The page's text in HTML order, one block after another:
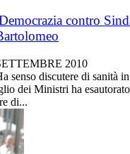
contro
2010
senso discutere di sanità
dei Ministri ha
di...